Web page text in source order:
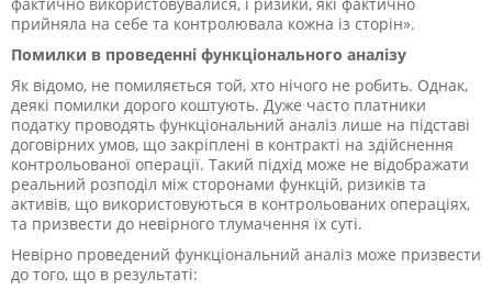
прийняла на себе та контролювала кожна із сторін».
Помилки в проведенні функціонального аналізу
Як відомо, не помиляється той, хто нічого не робить. Однак,
деякі помилки дорого коштують. Дуже часто платники
податку проводять функціональний аналіз лише на підставі
договірних умов, що закріплені в контракті на здійснення
контрольованої операції. Такий підхід може не відображати
реальний розподіл між сторонами функцій, ризиків та
активів, що використовуються в контрольованих операціях,
та призвести до невірного тлумачення їх суті.
Невірно проведений функціональний аналіз може призвести
до того, що в результаті: